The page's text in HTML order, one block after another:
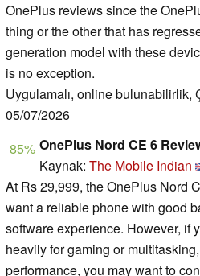
OnePlus reviews since the
thing or the other that has
generation model with these
is no exception.
Uygulamalı, online bulunabilirlik,
05/07/2026
85% OnePlus Nord CE 6
Kaynak: The Mobile Indian
At Rs 29,999, the OnePlus Nord
want a reliable phone with good
software experience. However, if
heavily for gaming or
performance, you may want to